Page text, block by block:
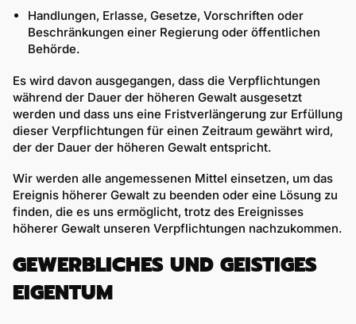
Handlungen, Erlasse, Gesetze, Vorschriften oder
Beschränkungen einer Regierung oder öffentlichen
Behörde.
Es wird davon ausgegangen, dass die Verpflichtungen
während der Dauer der höheren Gewalt ausgesetzt
werden und dass uns eine Fristverlängerung zur Erfüllung
dieser Verpflichtungen für einen Zeitraum gewährt wird,
der der Dauer der höheren Gewalt entspricht.
Wir werden alle angemessenen Mittel einsetzen, um das
Ereignis höherer Gewalt zu beenden oder eine Lösung zu
finden, die es uns ermöglicht, trotz des Ereignisses
höherer Gewalt unseren Verpflichtungen nachzukommen.
GEWERBLICHES UND GEISTIGES
EIGENTUM